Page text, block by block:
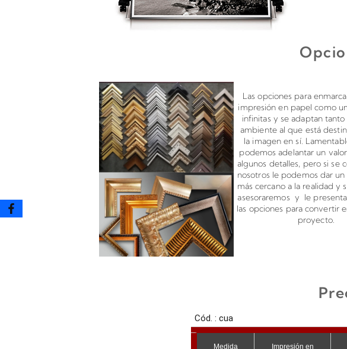
Las opciones para
impresión en papel como
infinitas y se adaptan
ambiente al que está
la imagen en sí.
podemos adelantar un
algunos detalles, pero si se
nosotros le podemos dar
más cercano a la realidad y
asesoraremos y le
las opciones para convertir
proyecto.